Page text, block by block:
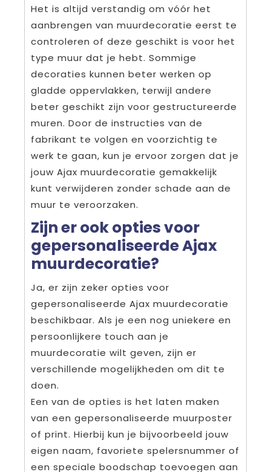
Het is altijd verstandig om vóór het
aanbrengen van muurdecoratie eerst te
controleren of deze geschikt is voor het
type muur dat je hebt. Sommige
decoraties kunnen beter werken op
gladde oppervlakken, terwijl andere
beter geschikt zijn voor gestructureerde
muren. Door de instructies van de
fabrikant te volgen en voorzichtig te
werk te gaan, kun je ervoor zorgen dat je
jouw Ajax muurdecoratie gemakkelijk
kunt verwijderen zonder schade aan de
muur te veroorzaken.
Zijn er ook opties voor
gepersonaliseerde Ajax
muurdecoratie?
Ja, er zijn zeker opties voor
gepersonaliseerde Ajax muurdecoratie
beschikbaar. Als je een nog uniekere en
persoonlijkere touch aan je
muurdecoratie wilt geven, zijn er
verschillende mogelijkheden om dit te
doen.
Een van de opties is het laten maken
van een gepersonaliseerde muurposter
of print. Hierbij kun je bijvoorbeeld jouw
eigen naam, favoriete spelersnummer of
een speciale boodschap toevoegen aan